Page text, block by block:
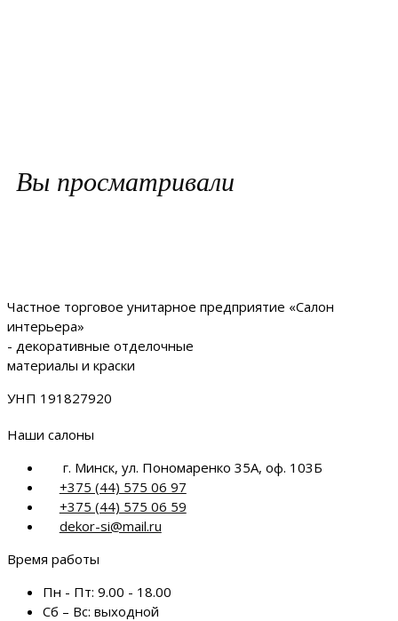
Вы просматривали
Частное торговое унитарное предприятие «Салон
интерьера»
- декоративные отделочные
материалы и краски
УНП 191827920
Наши салоны
г. Минск, ул. Пономаренко 35А, оф. 103Б
+375 (44) 575 06 97
+375 (44) 575 06 59
dekor-si@mail.ru
Время работы
Пн - Пт: 9.00 - 18.00
Сб – Вс: выходной